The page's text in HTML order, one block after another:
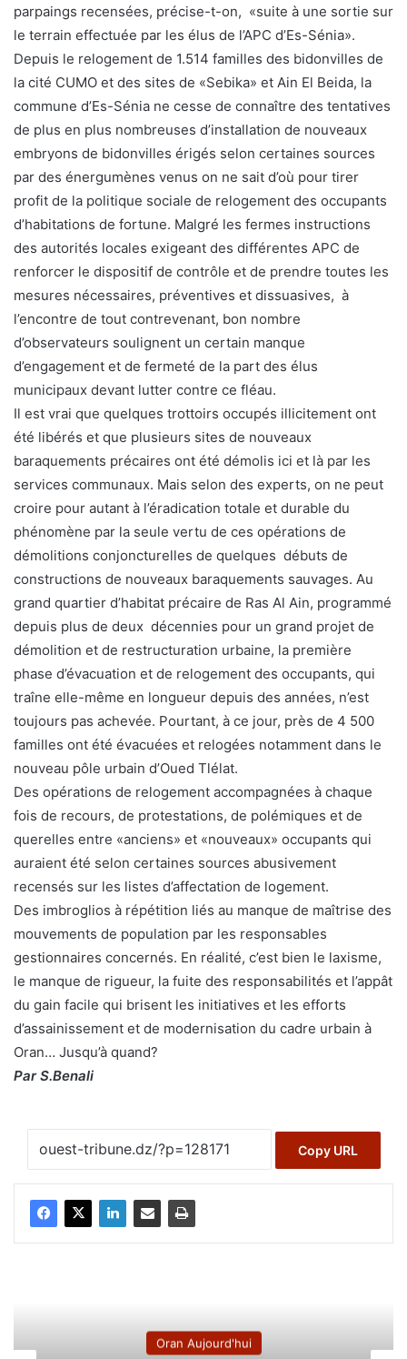
parpaings recensées, précise-t-on, «suite à une sortie sur
le terrain effectuée par les élus de l’APC d’Es-Sénia».
Depuis le relogement de 1.514 familles des bidonvilles de
la cité CUMO et des sites de «Sebika» et Ain El Beida, la
commune d’Es-Sénia ne cesse de connaître des tentatives
de plus en plus nombreuses d’installation de nouveaux
embryons de bidonvilles érigés selon certaines sources
par des énergumènes venus on ne sait d’où pour tirer
profit de la politique sociale de relogement des occupants
d’habitations de fortune. Malgré les fermes instructions
des autorités locales exigeant des différentes APC de
renforcer le dispositif de contrôle et de prendre toutes les
mesures nécessaires, préventives et dissuasives, à
l’encontre de tout contrevenant, bon nombre
d’observateurs soulignent un certain manque
d’engagement et de fermeté de la part des élus
municipaux devant lutter contre ce fléau.
Il est vrai que quelques trottoirs occupés illicitement ont
été libérés et que plusieurs sites de nouveaux
baraquements précaires ont été démolis ici et là par les
services communaux. Mais selon des experts, on ne peut
croire pour autant à l’éradication totale et durable du
phénomène par la seule vertu de ces opérations de
démolitions conjoncturelles de quelques débuts de
constructions de nouveaux baraquements sauvages. Au
grand quartier d’habitat précaire de Ras Al Ain, programmé
depuis plus de deux décennies pour un grand projet de
démolition et de restructuration urbaine, la première
phase d’évacuation et de relogement des occupants, qui
traîne elle-même en longueur depuis des années, n’est
toujours pas achevée. Pourtant, à ce jour, près de 4 500
familles ont été évacuées et relogées notamment dans le
nouveau pôle urbain d’Oued Tlélat.
Des opérations de relogement accompagnées à chaque
fois de recours, de protestations, de polémiques et de
querelles entre «anciens» et «nouveaux» occupants qui
auraient été selon certaines sources abusivement
recensés sur les listes d’affectation de logement.
Des imbroglios à répétition liés au manque de maîtrise des
mouvements de population par les responsables
gestionnaires concernés. En réalité, c’est bien le laxisme,
le manque de rigueur, la fuite des responsabilités et l’appât
du gain facile qui brisent les initiatives et les efforts
d’assainissement et de modernisation du cadre urbain à
Oran… Jusqu’à quand?
Par S.Benali
Copy URL
Oran Aujourd'hui